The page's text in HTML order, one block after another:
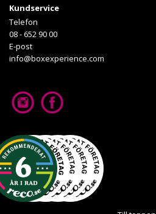
Kundservice
Telefon
08 - 652 90 00
E-post
info@boxexperience.com